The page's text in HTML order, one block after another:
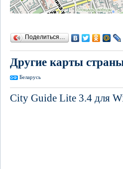
Поделиться…
Другие карты
Беларусь
City Guide Lite 3.4 для